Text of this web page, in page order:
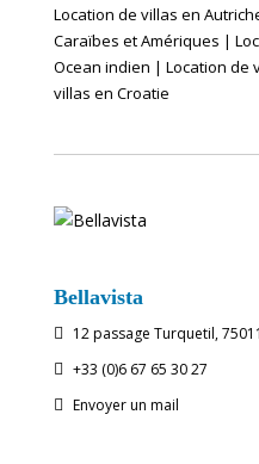
Location de villas en
Caraïbes et Amériques |
Ocean indien | Location de
villas en Croatie
Bellavista
 12 passage Turquetil,
 +33 (0)6 67 65 30 27
 Envoyer un mail